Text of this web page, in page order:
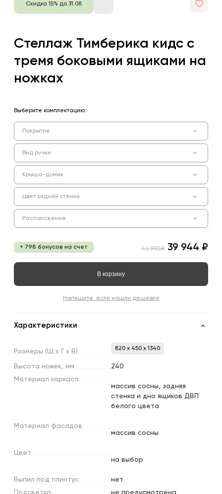
Скидка 15% до 31.08
Стеллаж Тимберика кидс с
тремя боковыми ящиками на
ножках
Выберите комплектацию:
Покрытие
Вид ручки
Крыша-домик
Цвет задней стенки
Расположение
+ 798 бонусов на счет 46 993 ₽ 39 944 ₽
В корзину
Напишите, если нашли дешевле
Характеристики
Размеры (Ш х х В) 820 x 450 x 1340
Высота ножек, мм
240
Материал каркаса
массив сосны, задняя
стенка и дно ящиков ДВП
белого цвета
Материал фасадов
массив сосны
Цвет
на выбор
Выпил под плинтус
нет
Подсветка
не предусмотрена